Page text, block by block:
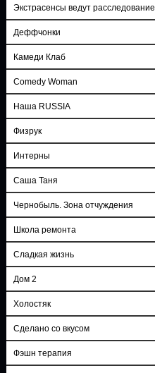
Экстрасенсы ведут расследование
Деффчонки
Камеди Клаб
Comedy Woman
Наша RUSSIA
Физрук
Интерны
Саша Таня
Чернобыль. Зона отчуждения
Школа ремонта
Сладкая жизнь
Дом 2
Холостяк
Сделано со вкусом
Фэшн терапия